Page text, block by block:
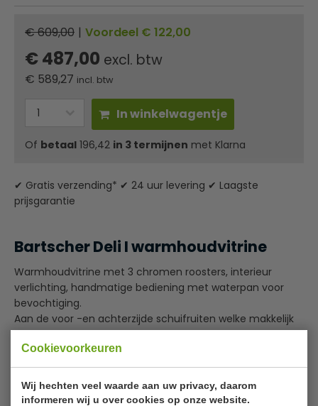
Cookievoorkeuren
Wij hechten veel waarde aan uw privacy, daarom
informeren wij u over cookies op onze website.
€ 609,00 | Voordeel € 122,00
€ 487,00 excl. btw
€ 589,27 incl. btw
In winkelwagentje
Of betaal 196,42 in 3 termijnen met Klarna
✔ Gratis verzending* ✔ 24 uur levering ✔ Laagste
prijsgarantie
Bartscher Deli I warmhoudvitrine
Warmhoudvitrine met 3 chromen roosters, interieur
verlichting, handmatige bediening met waterpan voor
bevochtiging.
Aan de voor -en achterzijde schuifruiten welke makkelijk
te verwijderen zijn.
Interieur chroomplaat,
exterieur gelakt.
3 in de hoogte verstelbare roosters